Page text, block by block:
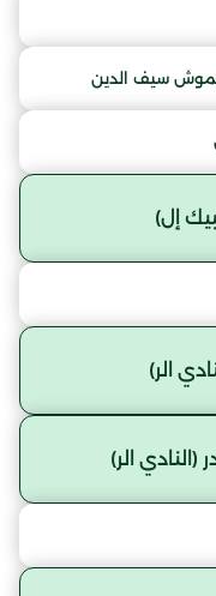
سيف الدين
إل)
الر)
الر)